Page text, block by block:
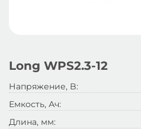
Long WPS2.3-12
Напряжение, B:
Емкость, Ач:
Длина, мм: